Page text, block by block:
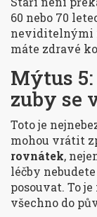
60 nebo 70
neviditelnými
máte zdravé
Mýtus
zuby se
Toto je
mohou vrátit
rovnátek,
léčby
posouvat. To
všechno do